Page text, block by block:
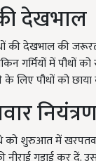
देखभाल
की देखभाल की जरूरत
गर्मियों में पौधों
के लिए पौधों को
शुरुआत में